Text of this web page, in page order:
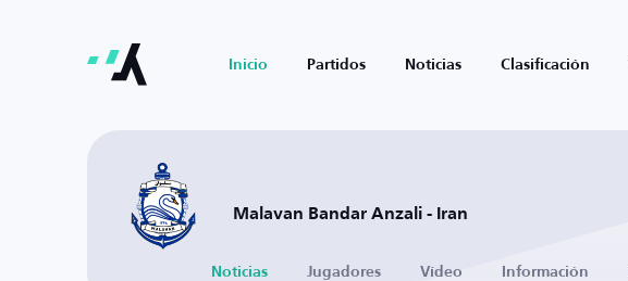
Inicio Partidos Noticias Clasificación
Malavan Bandar Anzali - Iran
Noticias Jugadores Vídeo Información